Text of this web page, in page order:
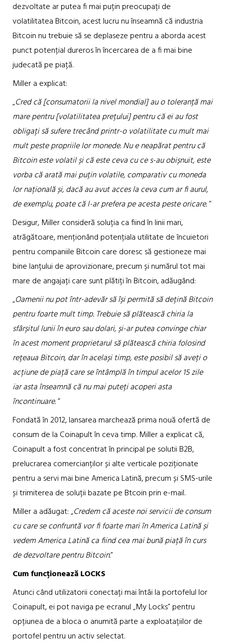
dezvoltate ar putea fi mai puțin preocupați de
volatilitatea Bitcoin, acest lucru nu înseamnă că industria
Bitcoin nu trebuie să se deplaseze pentru a aborda acest
punct potențial dureros în încercarea de a fi mai bine
judecată pe piață.
Miller a explicat:
„Cred că [consumatorii la nivel mondial] au o toleranță mai
mare pentru [volatilitatea prețului] pentru că ei au fost
obligați să sufere trecând printr-o volatilitate cu mult mai
mult peste propriile lor monede. Nu e neapărat pentru că
Bitcoin este volatil și că este ceva cu ce s-au obișnuit, este
vorba că arată mai puțin volatile, comparativ cu moneda
lor națională și, dacă au avut acces la ceva cum ar fi aurul,
de exemplu, poate că l-ar prefera pe acesta peste oricare.”
Desigur, Miller consideră soluția ca fiind în linii mari,
atrăgătoare, menționând potențiala utilitate de încuietori
pentru companiile Bitcoin care doresc să gestioneze mai
bine lanțului de aprovizionare, precum și numărul tot mai
mare de angajați care sunt plătiți în Bitcoin, adăugând:
„Oamenii nu pot într-adevăr să își permită să dețină Bitcoin
pentru foarte mult timp. Trebuie să plătească chiria la
sfârșitul lunii în euro sau dolari, și-ar putea convinge chiar
în acest moment proprietarul să plătească chiria folosind
rețeaua Bitcoin, dar în același timp, este posibil să aveți o
acțiune de piață care se întâmplă în timpul acelor 15 zile
iar asta înseamnă că nu mai puteți acoperi asta
încontinuare.”
Fondată în 2012, lansarea marchează prima nouă ofertă de
consum de la Coinapult în ceva timp. Miller a explicat că,
Coinapult a fost concentrat în principal pe solutii B2B,
prelucrarea comercianților și alte verticale poziționate
pentru a servi mai bine America Latină, precum și SMS-urile
și trimiterea de soluții bazate pe Btcoin prin e-mail.
Miller a adăugat: „Credem că aceste noi servicii de consum
cu care se confruntă vor fi foarte mari în America Latină și
vedem America Latină ca fiind cea mai bună piață în curs
de dezvoltare pentru Bitcoin.”
Cum funcționează LOCKS
Atunci când utilizatorii conectați mai întâi la portofelul lor
Coinapult, ei pot naviga pe ecranul „My Locks” pentru
opțiunea de a bloca o anumită parte a exploatațiilor de
portofel pentru un activ selectat.